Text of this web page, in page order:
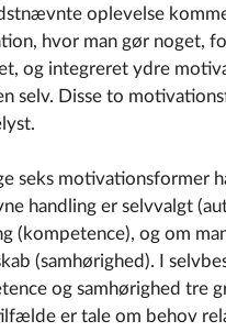
oplevelse
hvor man gør noget,
og integreret ydre
selv. Disse to
seks motivationsformer
handling er selvvalgt
(kompetence), og om
(samhørighed). I
og samhørighed tre
er tale om behov